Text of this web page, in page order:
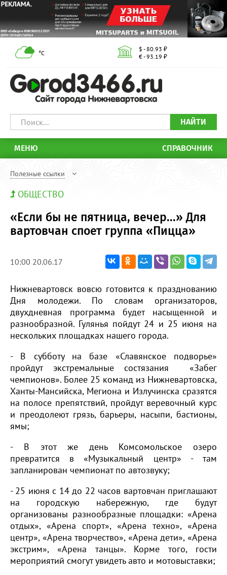
°С
$ - 80.93 ₽
€ - 93.19 ₽
НАЙТИ
МЕНЮ СПРАВОЧНИК
Полезные ссылки
ОБЩЕСТВО
«Если бы не пятница, вечер...» Для
вартовчан споет группа «Пицца»
10:00 20.06.17
Нижневартовск вовсю готовится к празднованию
Дня молодежи. По словам организаторов,
двухдневная программа будет насыщенной и
разнообразной. Гулянья пойдут 24 и 25 июня на
нескольких площадках нашего города.
- В субботу на базе «Славянское подворье»
пройдут экстремальные состязания «Забег
чемпионов». Более 25 команд из Нижневартовска,
Ханты-Мансийска, Мегиона и Излучинска сразятся
на полосе препятствий, пройдут веревочный курс
и преодолеют грязь, барьеры, насыпи, бастионы,
ямы;
- В этот же день Комсомольское озеро
превратится в «Музыкальный центр» - там
запланирован чемпионат по автозвуку;
- 25 июня с 14 до 22 часов вартовчан приглашают
на городскую набережную, где будут
организованы разнообразные площадки: «Арена
отдых», «Арена спорт», «Арена техно», «Арена
центр», «Арена творчество», «Арена дети», «Арена
экстрим», «Арена танцы». Корме того, гости
мероприятий смогут увидеть авто и мотовыставки;